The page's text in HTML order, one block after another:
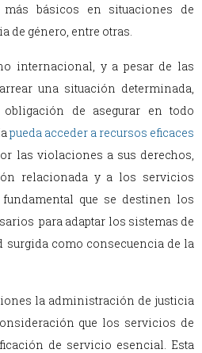
más básicos en situaciones de
de género, entre otras.
internacional, y a pesar de las
una situación determinada,
de asegurar en todo
pueda acceder a recursos eficaces
las violaciones a sus derechos,
relacionada y a los servicios
que se destinen los
para adaptar los sistemas de
surgida como consecuencia de la
la administración de justicia
que los servicios de
de servicio esencial. Esta